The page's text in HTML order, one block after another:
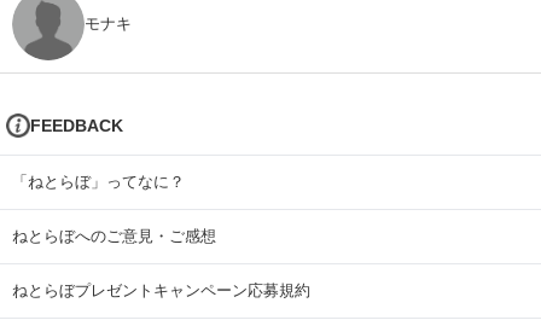
モナキ
FEEDBACK
「ねとらぼ」ってなに？
ねとらぼへのご意見・ご感想
ねとらぼプレゼントキャンペーン応募規約